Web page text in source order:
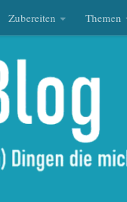
Zubereiten Themen